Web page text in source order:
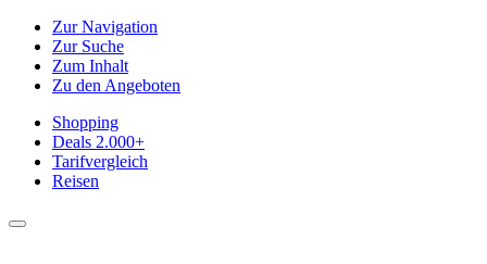
Zur Navigation
Zur Suche
Zum Inhalt
Zu den Angeboten
Shopping
Deals 2.000+
Tarifvergleich
Reisen